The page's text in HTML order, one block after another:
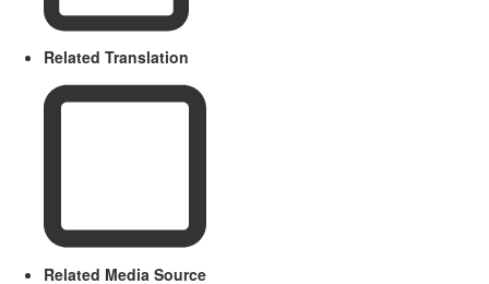
Related Translation
Related Media Source